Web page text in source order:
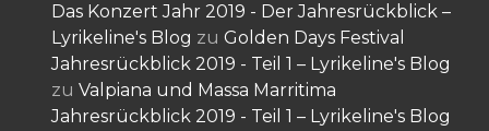
Das Konzert Jahr 2019 - Der Jahresrückblick –
Lyrikeline's Blog zu Golden Days Festival
Jahresrückblick 2019 - Teil 1 – Lyrikeline's Blog
zu Valpiana und Massa Marritima
Jahresrückblick 2019 - Teil 1 – Lyrikeline's Blog